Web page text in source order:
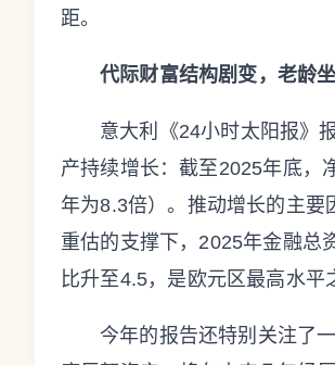
距。
代际财富结构剧变，老龄
意大利《24小时太阳报》
产持续增长：截至2025年底，
年为8.3倍）。推动增长的主要
重估的支撑下，2025年金融总
比升至4.5，是欧元区最高水平
今年的报告还特别关注了